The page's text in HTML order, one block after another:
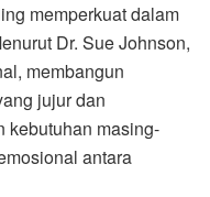
memperkuat dalam
Dr. Sue Johnson,
membangun
jujur ​​dan
kebutuhan masing-
antara